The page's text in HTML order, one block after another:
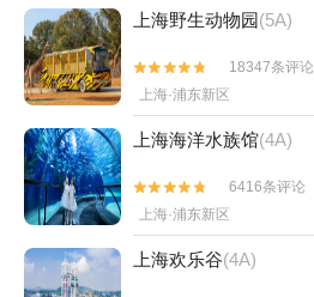
上海野生动物园(5A)


18347条评论
上海·浦东新区
上海海洋水族馆(4A)


6416条评论
上海·浦东新区
上海欢乐谷(4A)